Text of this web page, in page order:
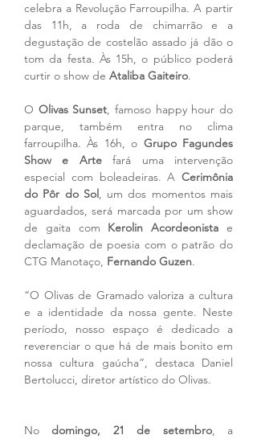
celebra a Revolução Farroupilha. A partir
das 11h, a roda de chimarrão e a
degustação de costelão assado já dão o
tom da festa. Às 15h, o público poderá
curtir o show de Ataliba Gaiteiro.
O Olivas Sunset, famoso happy hour do
parque, também entra no clima
farroupilha. Às 16h, o Grupo Fagundes
Show e Arte fará uma intervenção
especial com boleadeiras. A Cerimônia
do Pôr do Sol, um dos momentos mais
aguardados, será marcada por um show
de gaita com Kerolin Acordeonista e
declamação de poesia com o patrão do
CTG Manotaço, Fernando Guzen.
“O Olivas de Gramado valoriza a cultura
e a identidade da nossa gente. Neste
período, nosso espaço é dedicado a
reverenciar o que há de mais bonito em
nossa cultura gaúcha”, destaca Daniel
Bertolucci, diretor artístico do Olivas.
No domingo, 21 de setembro, a